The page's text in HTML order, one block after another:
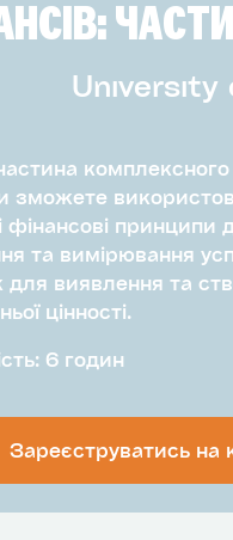
University
комплексного
зможете
фінансові принципи
та вимірювання
для виявлення та
цінності.
6 годин
Зареєструватись на